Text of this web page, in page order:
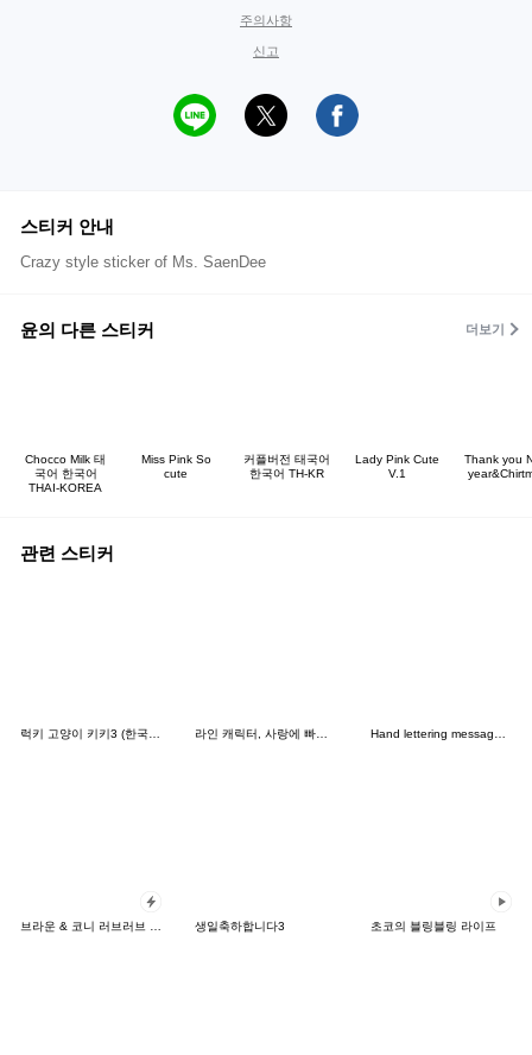
주의사항
신고
스티커 안내
Crazy style sticker of Ms. SaenDee
윤의 다른 스티커 더보기
Chocco Milk 태
국어 한국어
THAI-KOREA
Miss Pink So
cute
커플버전 태국어
한국어 TH-KR
Lady Pink Cute
V.1
Thank you
관련 스티커
럭키 고양이 키키3 (한국어&일본어 ) 라인 캐릭터, 사랑에 빠지다! Hand lettering message (English)
생일축하합니다3 초코의 블링블링 라이프